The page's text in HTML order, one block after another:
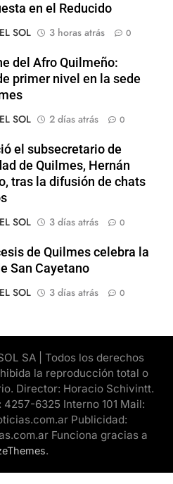
en el Reducido
SOL
3 horas atrás 0
del Afro Quilmeño:
primer nivel en la sede
SOL
2 días atrás 0
el subsecretario de
de Quilmes, Hernán
tras la difusión de chats
SOL
3 días atrás 0
de Quilmes celebra la
San Cayetano
SOL
3 días atrás 0
SA | Todos los derechos
la reproducción total o
Director: Horacio Schivintt.
6325 Interno 101 Mail:
Publicidad:
Funciona gracias a
.